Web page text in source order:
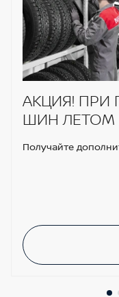
АКЦИЯ! ПРИ
ШИН
Получайте